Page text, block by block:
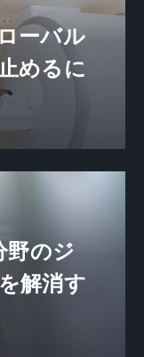
ーバル
めるに
野のジ
解消す